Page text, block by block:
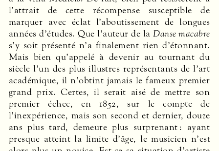
l’attrait de cette récompense susceptible de
marquer avec éclat l’aboutissement de longues
années d’études. Que l’auteur de laDanse macabre
s’y soit présenté n’a finalement rien d’étonnant.
Mais bien qu’appelé à devenir au tournant du
siècle l’un des plus illustres représentants de l’art
académique, il n’obtint jamais le fameux premier
grand prix. Certes, il serait aisé de mettre son
premier échec, en 1852, sur le compte de
l’inexpérience, mais son second et dernier, douze
ans plus tard, demeure plus surprenant : ayant
presque atteint la limite d’âge, le musicien n’est